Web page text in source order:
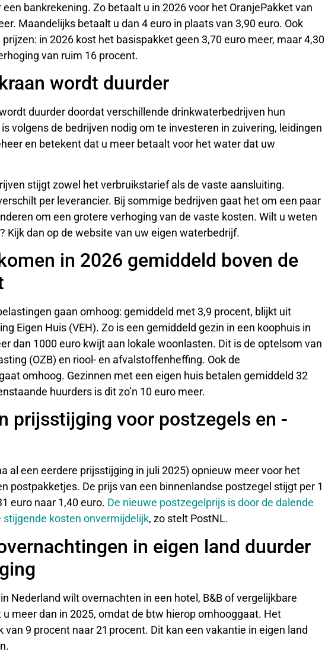
bankrekening. Zo betaalt u in 2026 voor het OranjePakket van
Maandelijks betaalt u dan 4 euro in plaats van 3,90 euro. Ook
in 2026 kost het basispakket geen 3,70 euro meer, maar 4,30
van ruim 16 procent.
wordt duurder
duurder doordat verschillende drinkwaterbedrijven hun
volgens de bedrijven nodig om te investeren in zuivering, leidingen
en betekent dat u meer betaalt voor het water dat uw
stijgt zowel het verbruikstarief als de vaste aansluiting.
per leverancier. Bij sommige bedrijven gaat het om een paar
om een grotere verhoging van de vaste kosten. Wilt u weten
Kijk dan op de website van uw eigen waterbedrijf.
in 2026 gemiddeld boven de
gaan omhoog: gemiddeld met 3,9 procent, blijkt uit
Eigen Huis (VEH). Zo is een gemiddeld gezin in een koophuis in
dan 1000 euro kwijt aan lokale woonlasten. Dit is de optelsom van
(OZB) en riool- en afvalstoffenheffing. Ook de
omhoog. Gezinnen met een eigen huis betalen gemiddeld 32
huurders is dit zo’n 10 euro meer.
prijsstijging voor postzegels en -
al een eerdere prijsstijging in juli 2025) opnieuw meer voor het
postpakketjes. De prijs van een binnenlandse postzegel stijgt per 1
euro naar 1,40 euro. De nieuwe postzegelprijs is door de dalende
stijgende kosten onvermijdelijk, zo stelt PostNL.
in eigen land duurder
Nederland wilt overnachten in een hotel, B&B of vergelijkbare
meer dan in 2025, omdat de btw hierop omhooggaat. Het
van 9 procent naar 21 procent. Dit kan een vakantie in eigen land